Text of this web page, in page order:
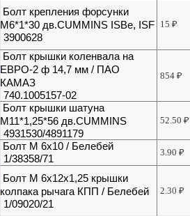
Болт крепления форсунки
M6*1*30 дв.CUMMINS ISBe, ISF
3900628
15₽
Болт крышки коленвала на
ЕВРО-2 ф 14,7 мм / ПАО
КАМАЗ
740.1005157-02
854₽
Болт крышки шатуна
М11*1,25*56 дв.CUMMINS
4931530/4891179
52.50₽
Болт М 6х10 / Белебей
1/38358/71
3.90₽
Болт М 6х12х1,25 крышки
колпака рычага КПП / Белебей
1/09020/21
2.30₽